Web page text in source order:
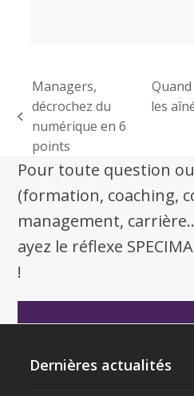
Managers,
décrochez du
numérique en 6
points
les
Pour toute question
(formation, coaching,
management,
ayez le réflexe
!
Dernières actualités